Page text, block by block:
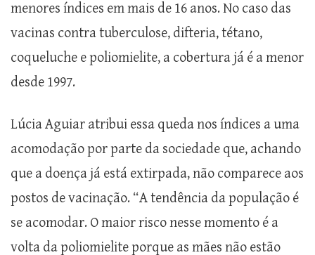
menores índices em mais de 16 anos. No caso das
vacinas contra tuberculose, difteria, tétano,
coqueluche e poliomielite, a cobertura já é a menor
desde 1997.
Lúcia Aguiar atribui essa queda nos índices a uma
acomodação por parte da sociedade que, achando
que a doença já está extirpada, não comparece aos
postos de vacinação. “A tendência da população é
se acomodar. O maior risco nesse momento é a
volta da poliomielite porque as mães não estão